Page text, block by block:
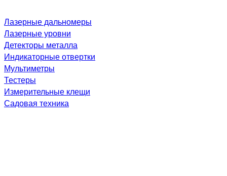
Лазерные дальномеры
Лазерные уровни
Детекторы металла
Индикаторные отвертки
Мультиметры
Тестеры
Измерительные клещи
Садовая техника